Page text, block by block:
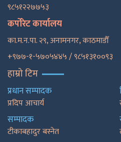
९८५१२२७७५३
कर्पोरेट कार्यालय
का.म.न.पा. २९, अनामनगर, काठमाडाैँ
+९७७-१-५७०५४४५ / ९८५१३१००९३
हाम्रो टिम
प्रधान सम्पादक
प्रदिप आचार्य
सम्पादक
टीकाबहादुर बस्नेत